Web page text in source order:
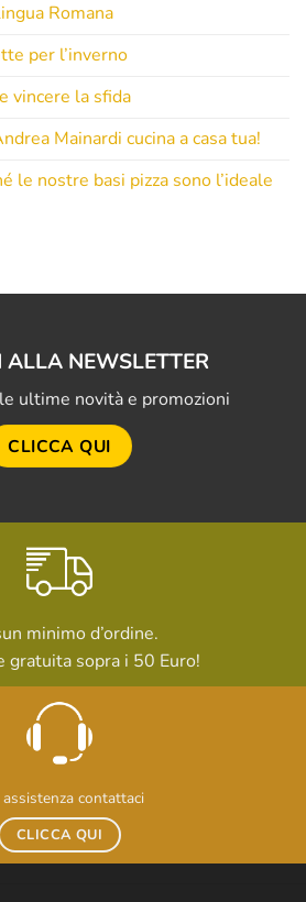
Romana
per l’inverno
vincere la sfida
Mainardi cucina a casa tua!
le nostre basi pizza sono l’ideale
ALLA NEWSLETTER
ultime novità e promozioni
CLICCA QUI
minimo d’ordine.
gratuita sopra i 50 Euro!
assistenza contattaci
CLICCA QUI